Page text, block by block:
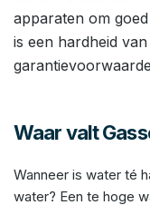
apparaten om
is een hardheid
Waar valt
Wanneer is water té
water? Een te hoge